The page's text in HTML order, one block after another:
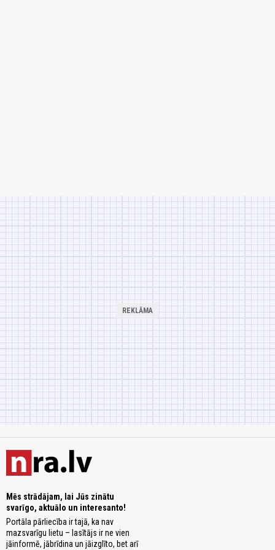
Mēs strādājam, lai Jūs zinātu
svarīgo, aktuālo un interesanto!
Portāla pārliecība ir tajā, ka nav
mazsvarīgu lietu – lasītājs ir ne vien
jāinformē, jābrīdina un jāizglīto, bet arī